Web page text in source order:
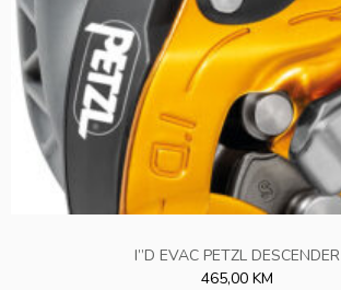
I”D EVAC PETZL DESCENDER
465,00 KM